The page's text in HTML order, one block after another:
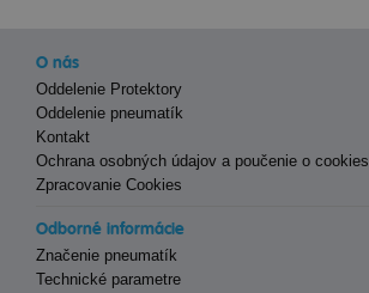
O nás
Oddelenie Protektory
Oddelenie pneumatík
Kontakt
Ochrana osobných údajov a poučenie o cookies
Zpracovanie Cookies
Odborné informácie
Značenie pneumatík
Technické parametre